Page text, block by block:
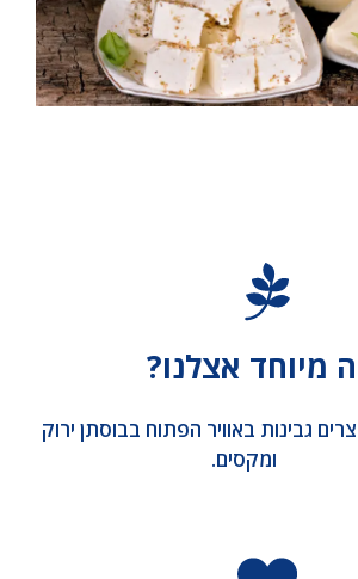
מיוחד אצלנו?
גבינות באוויר הפתוח בבוסתן ירוק
ומקסים.